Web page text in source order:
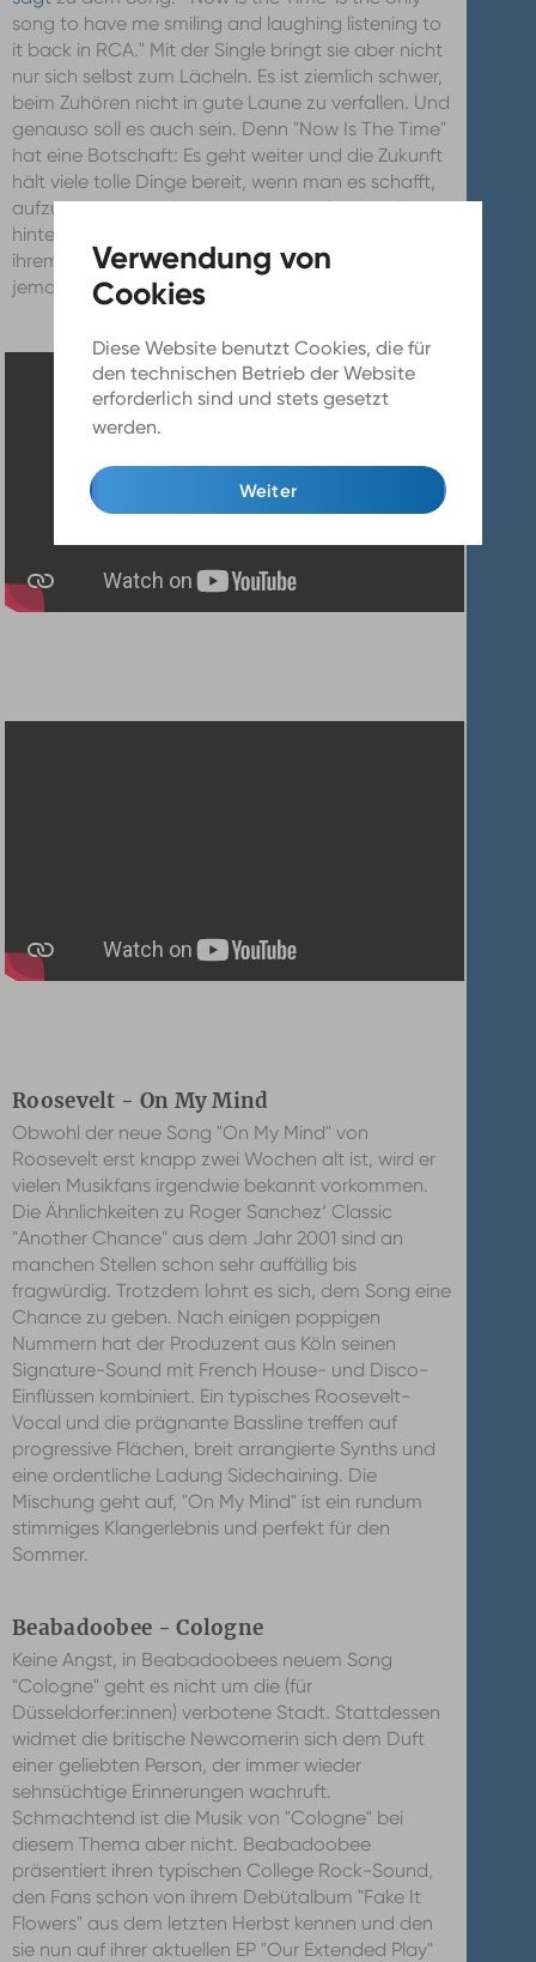
Diese Website benutzt Cookies, die für
den technischen Betrieb der Website
erforderlich sind und stets gesetzt
werden.
Weiter
song to have me smiling and laughing listening to
it back in RCA." Mit der Single bringt sie aber nicht
nur sich selbst zum Lächeln. Es ist ziemlich schwer,
beim Zuhören nicht in gute Laune zu verfallen. Und
genauso soll es auch sein. Denn "Now Is The Time"
hat eine Botschaft: Es geht weiter und die Zukunft
hält viele tolle Dinge bereit, wenn man es schafft,
aufzustehen und die "grauen Himmel im Kopf"
hinter sich zu lassen. Der Song ist laut Jade Bird in
ihrem Hotelzimmer in Mexiko entstanden, um
jemandem aus einer schweren Zeit herauszuhelfen.
Roosevelt - On My Mind
Obwohl der neue Song "On My Mind" von
Roosevelt erst knapp zwei Wochen alt ist, wird er
vielen Musikfans irgendwie bekannt vorkommen.
Die Ähnlichkeiten zu Roger Sanchez‘ Classic
"Another Chance" aus dem Jahr 2001 sind an
manchen Stellen schon sehr auffällig bis
fragwürdig. Trotzdem lohnt es sich, dem Song eine
Chance zu geben. Nach einigen poppigen
Nummern hat der Produzent aus Köln seinen
Signature-Sound mit French House- und Disco-
Einflüssen kombiniert. Ein typisches Roosevelt-
Vocal und die prägnante Bassline treffen auf
progressive Flächen, breit arrangierte Synths und
eine ordentliche Ladung Sidechaining. Die
Mischung geht auf, "On My Mind" ist ein rundum
stimmiges Klangerlebnis und perfekt für den
Sommer.
Beabadoobee - Cologne
Keine Angst, in Beabadoobees neuem Song
"Cologne" geht es nicht um die (für
Düsseldorfer:innen) verbotene Stadt. Stattdessen
widmet die britische Newcomerin sich dem Duft
einer geliebten Person, der immer wieder
sehnsüchtige Erinnerungen wachruft.
Schmachtend ist die Musik von "Cologne" bei
diesem Thema aber nicht. Beabadoobee
präsentiert ihren typischen College Rock-Sound,
den Fans schon von ihrem Debütalbum "Fake It
Flowers" aus dem letzten Herbst kennen und den
sie nun auf ihrer aktuellen EP "Our Extended Play"